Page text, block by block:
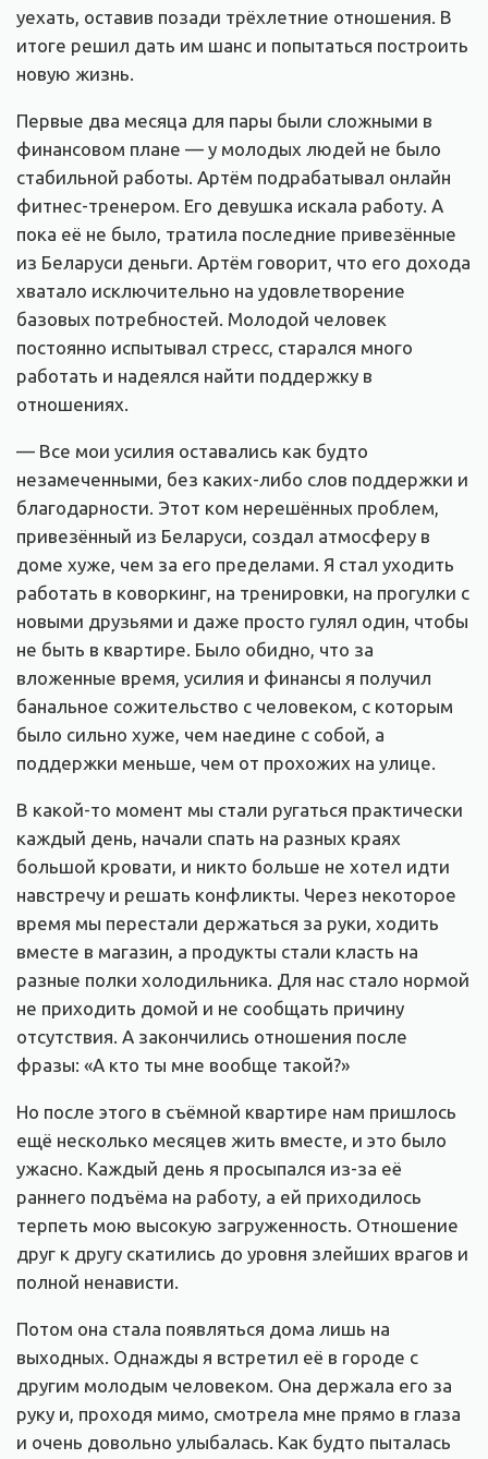
уехать, оставив позади трёхлетние отношения. В
итоге решил дать им шанс и попытаться построить
новую жизнь.
Первые два месяца для пары были сложными в
финансовом плане — у молодых людей не было
стабильной работы. Артём подрабатывал онлайн
фитнес-тренером. Его девушка искала работу. А
пока её не было, тратила последние привезённые
из Беларуси деньги. Артём говорит, что его дохода
хватало исключительно на удовлетворение
базовых потребностей. Молодой человек
постоянно испытывал стресс, старался много
работать и надеялся найти поддержку в
отношениях.
— Все мои усилия оставались как будто
незамеченными, без каких-либо слов поддержки и
благодарности. Этот ком нерешённых проблем,
привезённый из Беларуси, создал атмосферу в
доме хуже, чем за его пределами. Я стал уходить
работать в коворкинг, на тренировки, на прогулки с
новыми друзьями и даже просто гулял один, чтобы
не быть в квартире. Было обидно, что за
вложенные время, усилия и финансы я получил
банальное сожительство с человеком, с которым
было сильно хуже, чем наедине с собой, а
поддержки меньше, чем от прохожих на улице.
В какой-то момент мы стали ругаться практически
каждый день, начали спать на разных краях
большой кровати, и никто больше не хотел идти
навстречу и решать конфликты. Через некоторое
время мы перестали держаться за руки, ходить
вместе в магазин, а продукты стали класть на
разные полки холодильника. Для нас стало нормой
не приходить домой и не сообщать причину
отсутствия. А закончились отношения после
фразы: «А кто ты мне вообще такой?»
Но после этого в съёмной квартире нам пришлось
ещё несколько месяцев жить вместе, и это было
ужасно. Каждый день я просыпался из-за её
раннего подъёма на работу, а ей приходилось
терпеть мою высокую загруженность. Отношение
друг к другу скатились до уровня злейших врагов и
полной ненависти.
Потом она стала появляться дома лишь на
выходных. Однажды я встретил её в городе с
другим молодым человеком. Она держала его за
руку и, проходя мимо, смотрела мне прямо в глаза
и очень довольно улыбалась. Как будто пыталась